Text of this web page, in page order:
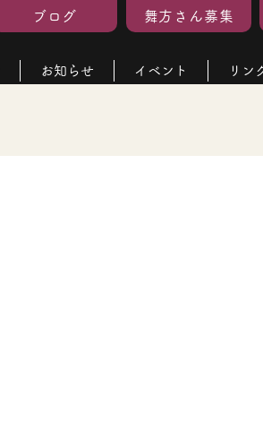
ブログ 舞方さん募集
お知らせ イベント リン